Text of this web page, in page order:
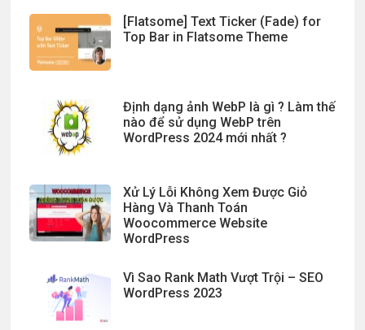
[Flatsome] Text Ticker (Fade) for
Top Bar in Flatsome Theme
Định dạng ảnh WebP là gì ? Làm thế
nào để sử dụng WebP trên
WordPress 2024 mới nhất ?
Xử Lý Lỗi Không Xem Được Giỏ
Hàng Và Thanh Toán
Woocommerce Website
WordPress
Vì Sao Rank Math Vượt Trội – SEO
WordPress 2023